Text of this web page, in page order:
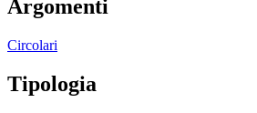
Argomenti
Circolari
Tipologia